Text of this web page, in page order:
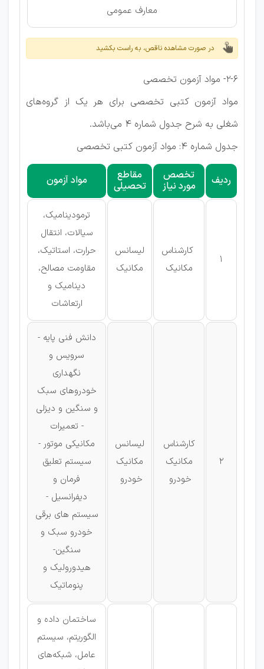
معارف عمومی
در صورت مشاهده ناقص، به راست بکشید
2-6- مواد آزمون تخصصی
مواد آزمون کتبی تخصصی برای هر یک از گروه‌های
شغلی به شرح جدول شماره 4 می‌باشد.
جدول شماره 4: مواد آزمون کتبی تخصصی
ردیف تخصص
مورد نیاز
مقاطع
تحصیلی مواد آزمون
1
کارشناس
مکانیک
لیسانس
مکانیک
ترمودینامیک،
سیالات، انتقال
حرارت، استاتیک،
مقاومت مصالح،
دینامیک و
ارتعاشات
2
کارشناس
مکانیک
خودرو
لیسانس
مکانیک
خودرو
دانش فنی پایه -
سرویس و
نگهداری
خودروهای سبک
و سنگین و دیزلی
- تعمیرات
مکانیکی موتور -
سیستم تعلیق
فرمان و
دیفرانسیل -
سیستم های برقی
خودرو سبک و
سنگین-
هیدورولیک و
پنوماتیک
ساختمان داده و
الگوریتم، سیستم
عامل، شبکه‌های